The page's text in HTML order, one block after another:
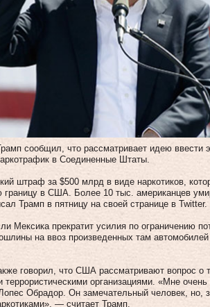
сообщил, что рассматривает идею ввести
в Соединенные Штаты.
штраф за $500 млрд в виде наркотиков,
границу в США. Более 10 тыс. американцев
Трамп в пятницу на своей странице в Twitter.
Мексика прекратит усилия по ограничению
на ввоз произведенных там
говорил, что США рассматривают вопрос о
террористическими организациями. «Мне
Обрадор. Он замечательный человек, но,
— считает Трамп.